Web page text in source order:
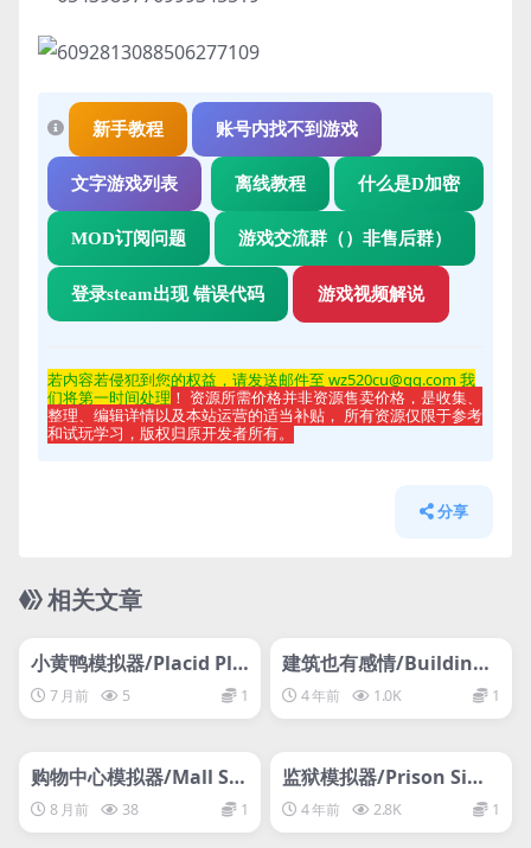
新手教程 账号内找不到游戏
文字游戏列表 离线教程 什么是D加密
MOD订阅问题 游戏交流群（）非售后群）
登录steam出现 错误代码 游戏视频解说
若内容若侵犯到您的权益，请发送邮件至 wz520cu@qq.com 我
们将第一时间处理 ！ 资源所需价格并非资源售卖价格，是收集、
整理、编辑详情以及本站运营的适当补贴， 所有资源仅限于参考
和试玩学习，版权归原开发者所有。
分享
相关文章
网盘下载游戏
小黄鸭模拟器/Placid Pla
stic Duck Simulator
7 月前 5 1
网盘下载游戏
建筑也有感情/Buildings
Have Feelings Too!
4 年前 1.0K 1
网盘下载游戏
购物中心模拟器/Mall Si
mulator
8 月前 38 1
网盘下载游戏
监狱模拟器/Prison Simu
lator
4 年前 2.8K 1